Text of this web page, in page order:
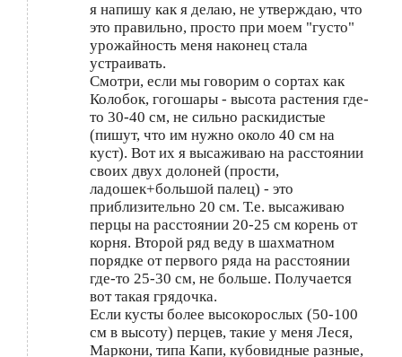
я напишу как я делаю, не утверждаю, что
это правильно, просто при моем "густо"
урожайность меня наконец стала
устраивать.
Смотри, если мы говорим о сортах как
Колобок, гогошары - высота растения где-
то 30-40 см, не сильно раскидистые
(пишут, что им нужно около 40 см на
куст). Вот их я высаживаю на расстоянии
своих двух долоней (прости,
ладошек+большой палец) - это
приблизительно 20 см. Т.е. высаживаю
перцы на расстоянии 20-25 см корень от
корня. Второй ряд веду в шахматном
порядке от первого ряда на расстоянии
где-то 25-30 см, не больше. Получается
вот такая грядочка.
Если кусты более высокорослых (50-100
см в высоту) перцев, такие у меня Леся,
Маркони, типа Капи, кубовидные разные,